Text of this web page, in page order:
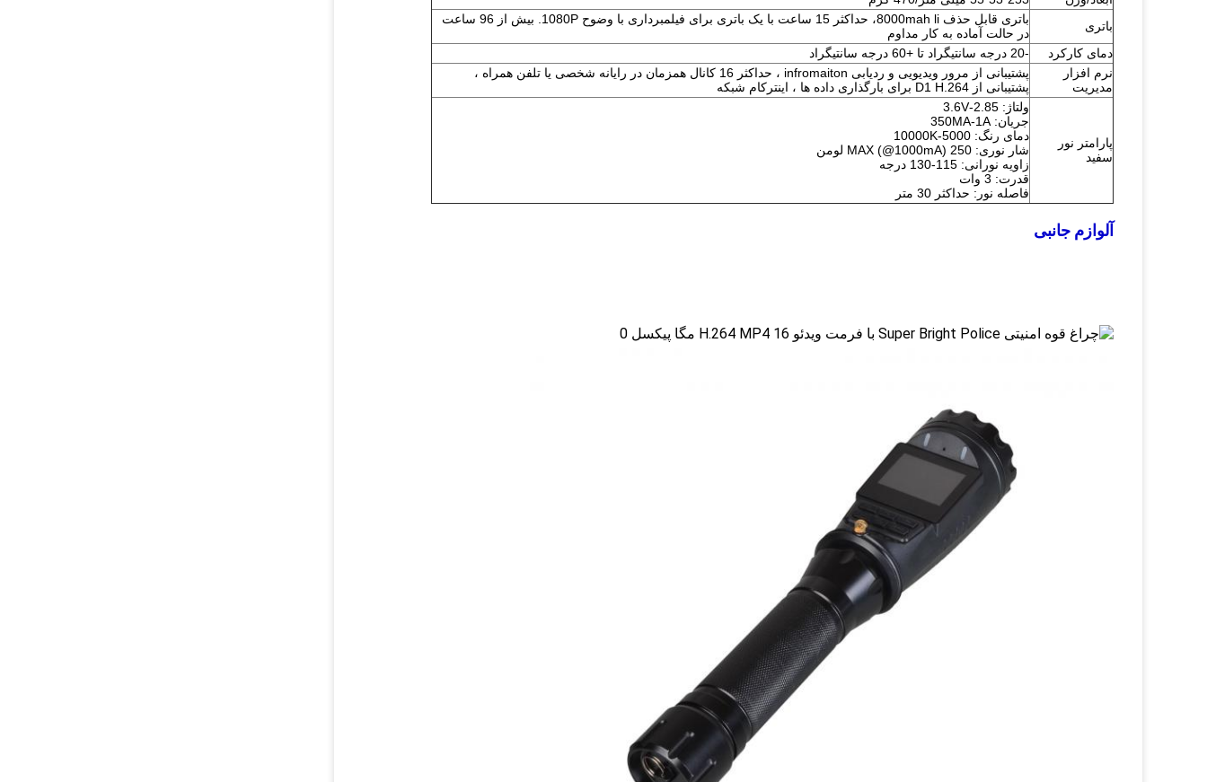
باتری
باتری قابل حذف 8000mah li، حداکثر 15 ساعت با یک باتری برای فیلمبرداری با وضوح 1080P. بیش از 96 ساعت
در حالت آماده به کار مداوم
دمای کارکرد
-20 درجه سانتیگراد تا +60 درجه سانتیگراد
نرم افزار
مدیریت
پشتیبانی از مرور ویدیویی و ردیابی infromaiton ، حداکثر 16 کانال همزمان در رایانه شخصی یا تلفن همراه ،
پشتیبانی از D1 H.264 برای بارگذاری داده ها ، اینترکام شبکه
پارامتر نور
سفید
ولتاژ: 2.85-3.6V
جریان: 350MA-1A
دمای رنگ: 5000-10000K
شار نوری: MAX (@1000mA) 250 لومن
زاویه نورانی: 115-130 درجه
قدرت: 3 وات
فاصله نور: حداکثر 30 متر
لوازم جانبی